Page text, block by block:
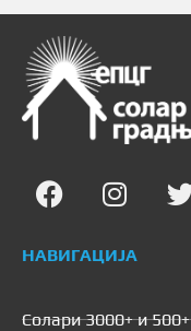
НАВИГАЦИЈА
Солари 3000+ и 500+